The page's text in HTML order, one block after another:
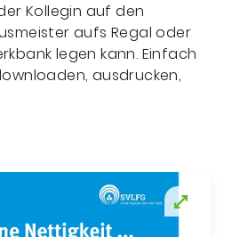
Kollegin auf den
aufs Regal oder
legen kann. Einfach
downloaden, ausdrucken,